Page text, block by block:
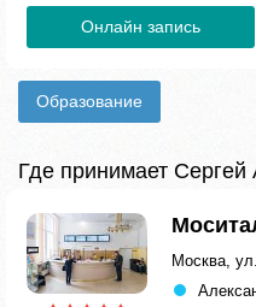
Онлайн запись
Образование
Где принимает Сергей
Москва,